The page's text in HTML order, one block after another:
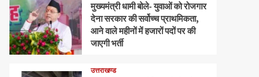
मुख्यमंत्री धामी बोले- युवाओं को रोजगार
देना सरकार की सर्वोच्च प्राथमिकता,
आने वाले महीनों में हजारों पदों पर की
जाएगी भर्ती
उत्तराखण्ड